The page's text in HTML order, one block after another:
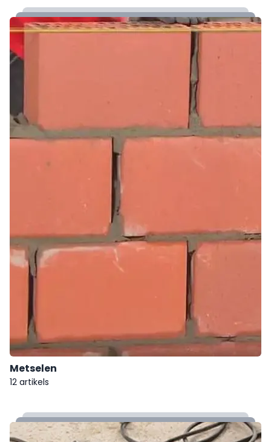
Metselen
12 artikels